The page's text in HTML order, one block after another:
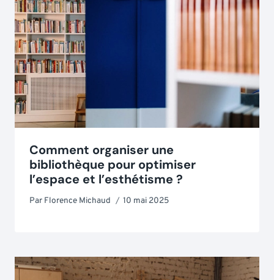
Comment organiser une
bibliothèque pour optimiser
l’espace et l’esthétisme ?
Par Florence Michaud 10 mai 2025